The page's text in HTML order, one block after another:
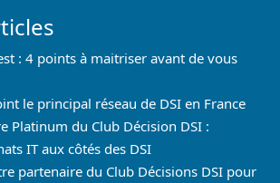
: 4 points à maitriser avant de vous
le principal réseau de DSI en France
Platinum du Club Décision DSI :
IT aux côtés des DSI
partenaire du Club Décisions DSI pour